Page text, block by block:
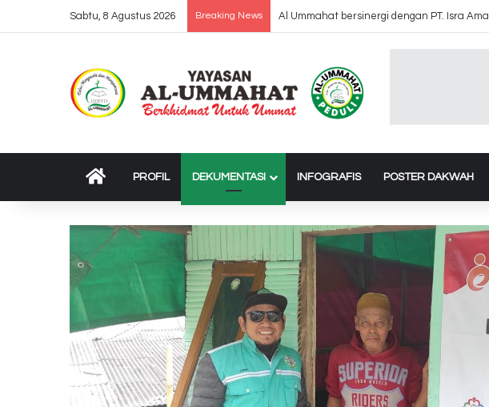
Sabtu, 8 Agustus 2026 Breaking News Dropping 37 Truk Air Ke Bantul dan Gunung
BERANDA
PROFIL DEKUMENTASI INFOGRAFIS POSTER DAKWAH